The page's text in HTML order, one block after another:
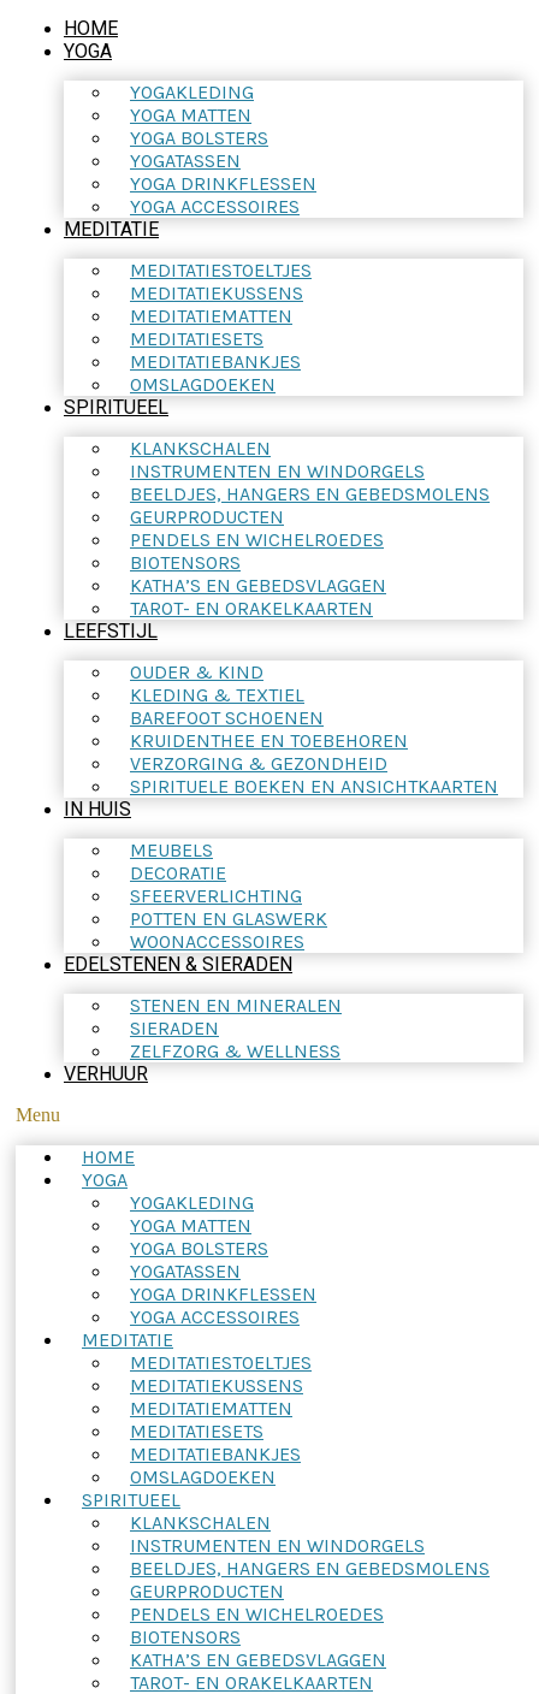
HOME
YOGA
YOGAKLEDING
YOGA MATTEN
YOGA BOLSTERS
YOGATASSEN
YOGA DRINKFLESSEN
YOGA ACCESSOIRES
MEDITATIE
MEDITATIESTOELTJES
MEDITATIEKUSSENS
MEDITATIEMATTEN
MEDITATIESETS
MEDITATIEBANKJES
OMSLAGDOEKEN
SPIRITUEEL
KLANKSCHALEN
INSTRUMENTEN EN WINDORGELS
BEELDJES, HANGERS EN GEBEDSMOLENS
GEURPRODUCTEN
PENDELS EN WICHELROEDES
BIOTENSORS
KATHA’S EN GEBEDSVLAGGEN
TAROT- EN ORAKELKAARTEN
LEEFSTIJL
OUDER & KIND
KLEDING & TEXTIEL
BAREFOOT SCHOENEN
KRUIDENTHEE EN TOEBEHOREN
VERZORGING & GEZONDHEID
SPIRITUELE BOEKEN EN ANSICHTKAARTEN
IN HUIS
MEUBELS
DECORATIE
SFEERVERLICHTING
POTTEN EN GLASWERK
WOONACCESSOIRES
EDELSTENEN & SIERADEN
STENEN EN MINERALEN
SIERADEN
ZELFZORG & WELLNESS
VERHUUR
Menu
HOME
YOGA
YOGAKLEDING
YOGA MATTEN
YOGA BOLSTERS
YOGATASSEN
YOGA DRINKFLESSEN
YOGA ACCESSOIRES
MEDITATIE
MEDITATIESTOELTJES
MEDITATIEKUSSENS
MEDITATIEMATTEN
MEDITATIESETS
MEDITATIEBANKJES
OMSLAGDOEKEN
SPIRITUEEL
KLANKSCHALEN
INSTRUMENTEN EN WINDORGELS
BEELDJES, HANGERS EN GEBEDSMOLENS
GEURPRODUCTEN
PENDELS EN WICHELROEDES
BIOTENSORS
KATHA’S EN GEBEDSVLAGGEN
TAROT- EN ORAKELKAARTEN